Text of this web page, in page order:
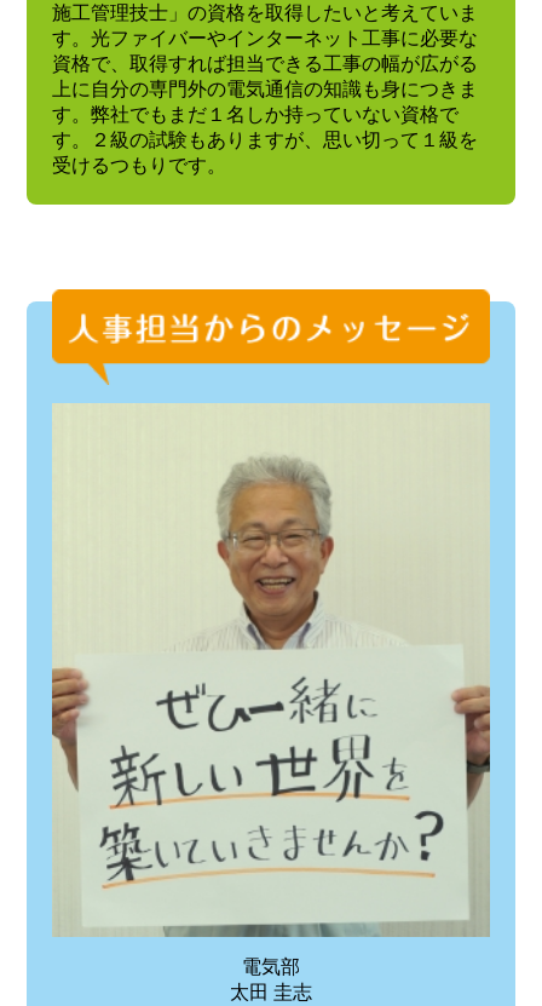
施工管理技士」の資格を取得したいと考えていま
す。光ファイバーやインターネット工事に必要な
資格で、取得すれば担当できる工事の幅が広がる
上に自分の専門外の電気通信の知識も身につきま
す。弊社でもまだ１名しか持っていない資格で
す。２級の試験もありますが、思い切って１級を
受けるつもりです。
電気部
太田 圭志